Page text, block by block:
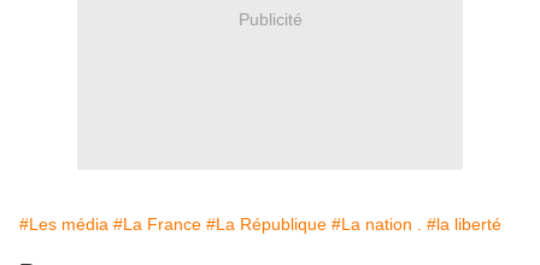
Publicité
#Les média #La France #La République #La nation . #la liberté